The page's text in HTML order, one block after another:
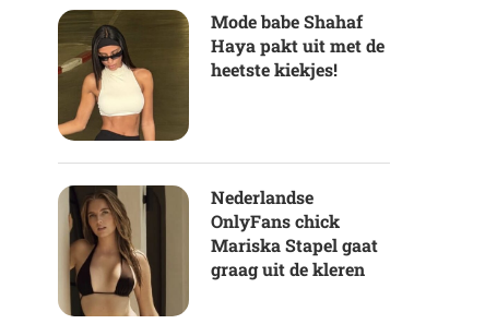
Mode babe Shahaf
Haya pakt uit met de
heetste kiekjes!
Nederlandse
OnlyFans chick
Mariska Stapel gaat
graag uit de kleren